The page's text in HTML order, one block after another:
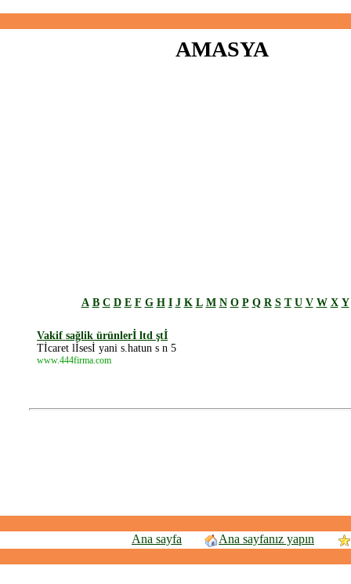
AMASYA
A B C D E F G H I J K L M N O P Q R S T U V W X Y
Vakif sağlik ürünlerİ ltd ştİ
Tİcaret lİsesİ yani s.hatun s n 5
www.444firma.com
Ana sayfa Ana sayfanız yapın